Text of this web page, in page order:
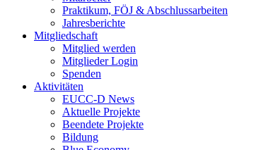
Praktikum, FÖJ & Abschlussarbeiten
Jahresberichte
Mitgliedschaft
Mitglied werden
Mitglieder Login
Spenden
Aktivitäten
EUCC-D News
Aktuelle Projekte
Beendete Projekte
Bildung